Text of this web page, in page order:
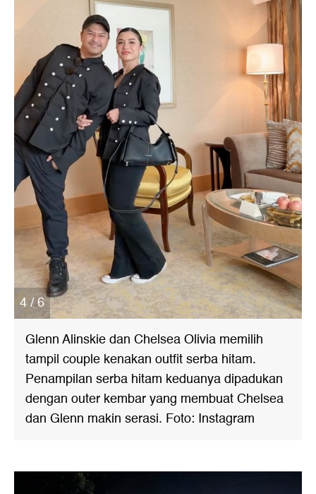
4 / 6
Glenn Alinskie dan Chelsea Olivia memilih
tampil couple kenakan outfit serba hitam.
Penampilan serba hitam keduanya dipadukan
dengan outer kembar yang membuat Chelsea
dan Glenn makin serasi. Foto: Instagram